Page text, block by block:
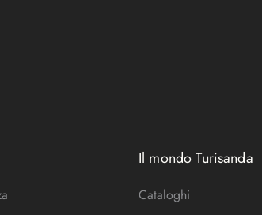
Il mondo Turisanda
Cataloghi